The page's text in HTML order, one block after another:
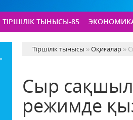
ТІРШІЛІК ТЫНЫСЫ-85
Тіршілік тынысы »Оқиғалар »
Сыр
режимде